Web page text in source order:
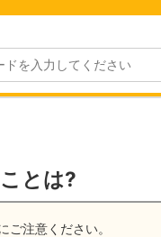
とは?
注意ください。